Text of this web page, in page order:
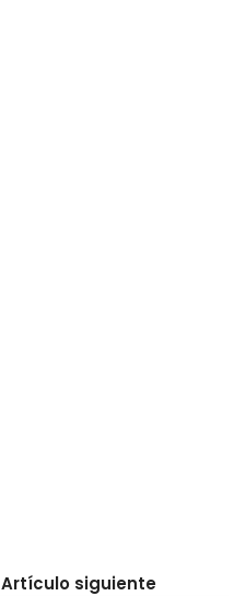
Artículo siguiente